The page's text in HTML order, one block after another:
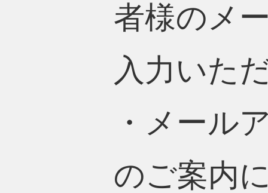
者様のメ
入力いた
・メール
のご案内